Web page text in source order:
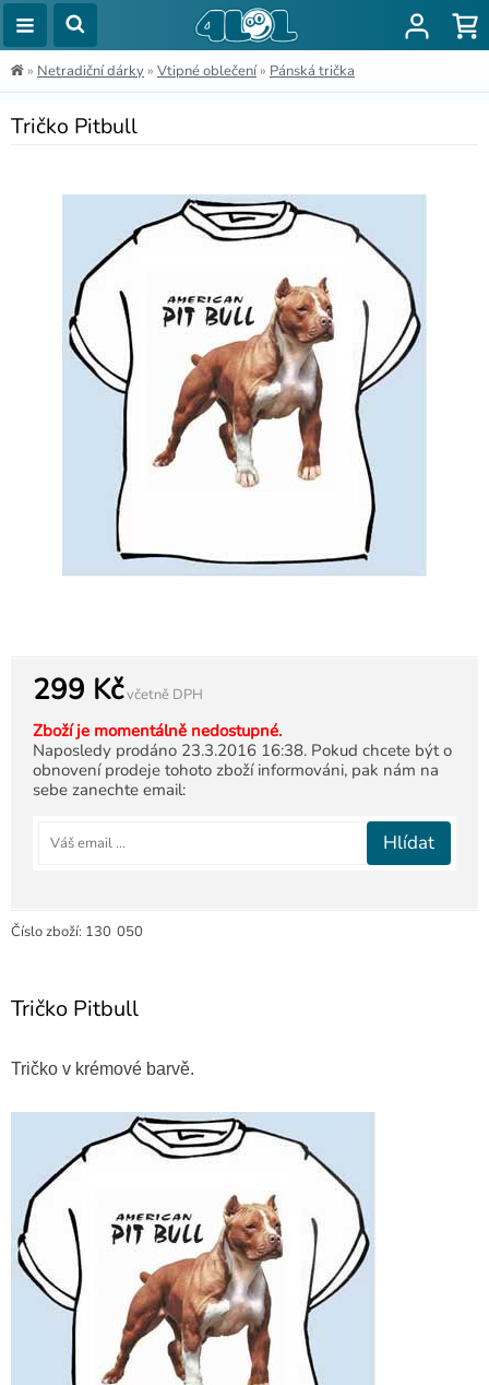
» Netradiční dárky » Vtipné oblečení» Pánská trička
Tričko Pitbull
299 Kčvčetně DPH
Zboží je momentálně nedostupné.
Naposledy prodáno 23.3.2016 16:38. Pokud chcete být o
obnovení prodeje tohoto zboží informováni, pak nám na
sebe zanechte email:
Hlídat
Číslo zboží: 130 050
Tričko Pitbull
Tričko v krémové barvě.